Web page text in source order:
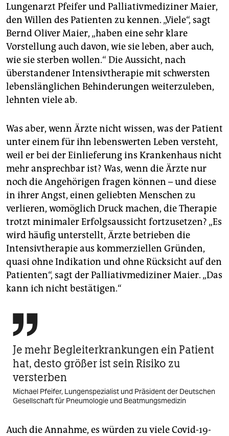
Lungenarzt Pfeifer und Palliativmediziner Maier,
den Willen des Patienten zu kennen. „Viele“, sagt
Bernd Oliver Maier, „haben eine sehr klare
Vorstellung auch davon, wie sie leben, aber auch,
wie sie sterben wollen.“ Die Aussicht, nach
überstandener Intensivtherapie mit schwersten
lebenslänglichen Behinderungen weiterzuleben,
lehnten viele ab.
Was aber, wenn Ärzte nicht wissen, was der Patient
unter einem für ihn lebenswerten Leben versteht,
weil er bei der Einlieferung ins Krankenhaus nicht
mehr ansprechbar ist? Was, wenn die Ärzte nur
noch die Angehörigen fragen können – und diese
in ihrer Angst, einen geliebten Menschen zu
verlieren, womöglich Druck machen, die Therapie
trotzt minimaler Erfolgsaussicht fortzusetzen? „Es
wird häufig unterstellt, Ärzte betrieben die
Intensivtherapie aus kommerziellen Gründen,
quasi ohne Indikation und ohne Rücksicht auf den
Patienten“, sagt der Palliativmediziner Maier. „Das
kann ich nicht bestätigen.“

Je mehr Begleit­erkrankungen ein Patient
hat, desto größer ist sein Risiko zu
versterben
Michael Pfeifer, Lungenspezialist und Präsident der Deutschen
Gesellschaft für Pneumologie und Beatmungsmedizin
Auch die Annahme, es würden zu viele Covid-19-